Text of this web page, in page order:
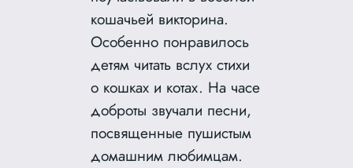
кошачьей викторина.
Особенно понравилось
детям читать вслух стихи
о кошках и котах. На часе
доброты звучали песни,
посвященные пушистым
домашним любимцам.